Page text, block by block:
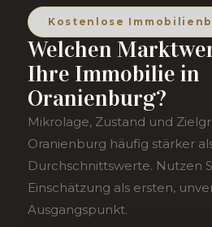
Kostenlose
Welchen
Ihre Immobilie in
Oranienburg?
Mikrolage, Zustand und
Oranienburg häufig stärker
Durchschnittswerte. Nutzen
Einschätzung als ersten,
Ausgangspunkt.